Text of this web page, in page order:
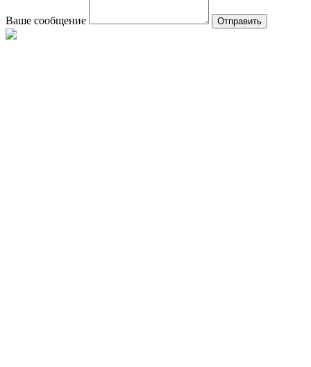
Ваше сообщение Отправить